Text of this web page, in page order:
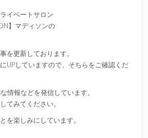
イベートサロン
】マディソンの
を更新しております。
UPしていますので、そちらをご確認くだ
情報などを発信しています。
てみてください。
を楽しみにしています。